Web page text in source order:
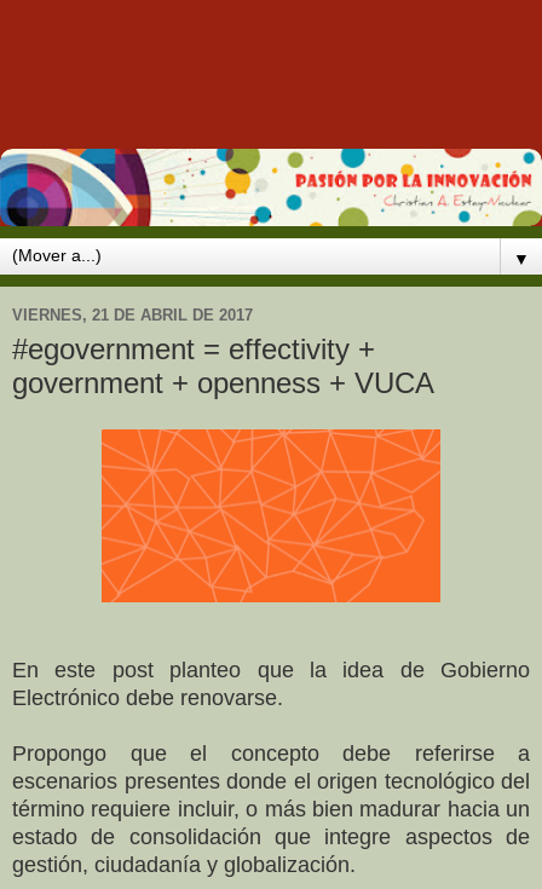
▼
VIERNES, 21 DE ABRIL DE 2017
#egovernment = effectivity +
government + openness + VUCA
En este post planteo que la idea de Gobierno
Electrónico debe renovarse.
Propongo que el concepto debe referirse a
escenarios presentes donde el origen tecnológico del
término requiere incluir, o más bien madurar hacia un
estado de consolidación que integre aspectos de
gestión, ciudadanía y globalización.